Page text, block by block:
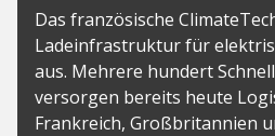
Das französische
Ladeinfrastruktur für
aus. Mehrere hundert
versorgen bereits heute
Frankreich, Großbritannien